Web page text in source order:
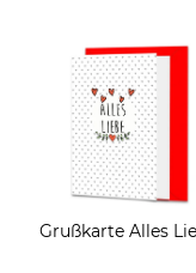
Grußkarte Alles